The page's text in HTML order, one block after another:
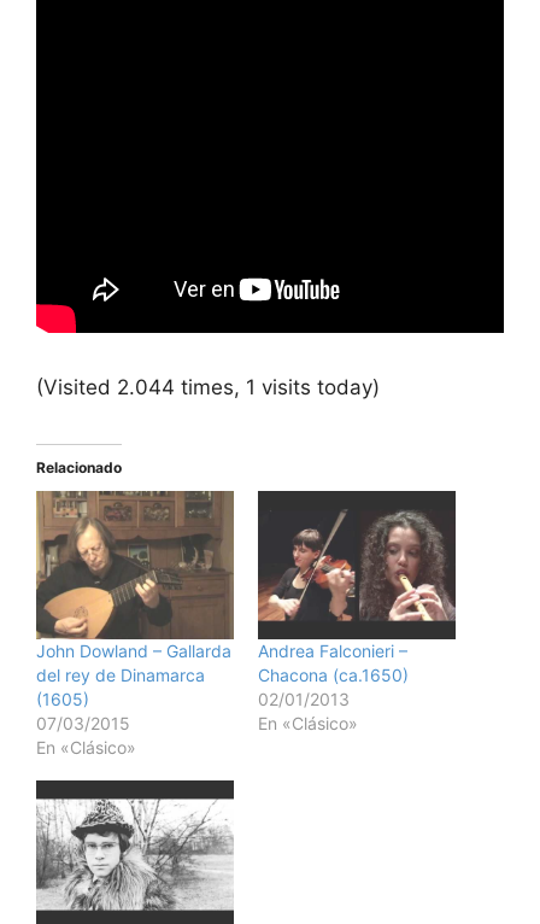
(Visited 2.044 times, 1 visits today)
Relacionado
John Dowland – Gallarda
del rey de Dinamarca
(1605)
07/03/2015
En «Clásico»
Andrea Falconieri –
Chacona (ca.1650)
02/01/2013
En «Clásico»